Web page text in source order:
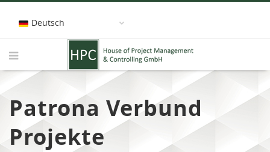
Deutsch
Patrona Verbund
Projekte